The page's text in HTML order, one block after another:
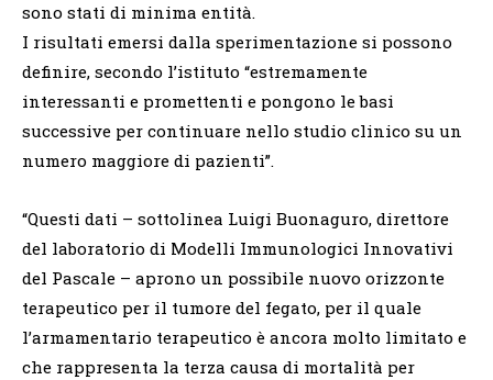
sono stati di minima entità.
I risultati emersi dalla sperimentazione si possono
definire, secondo l’istituto “estremamente
interessanti e promettenti e pongono le basi
successive per continuare nello studio clinico su un
numero maggiore di pazienti”.
“Questi dati – sottolinea Luigi Buonaguro, direttore
del laboratorio di Modelli Immunologici Innovativi
del Pascale – aprono un possibile nuovo orizzonte
terapeutico per il tumore del fegato, per il quale
l’armamentario terapeutico è ancora molto limitato e
che rappresenta la terza causa di mortalità per